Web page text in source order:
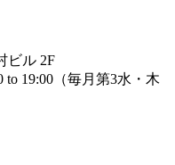
ビル 2F
19:00（毎月第3水・木